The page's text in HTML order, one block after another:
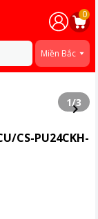
0
Miền Bắc
1/3
CS-PU24CKH-